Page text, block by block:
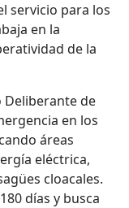
servicio para los
en la
de la
Deliberante de
en los
áreas
eléctrica,
cloacales.
días y busca